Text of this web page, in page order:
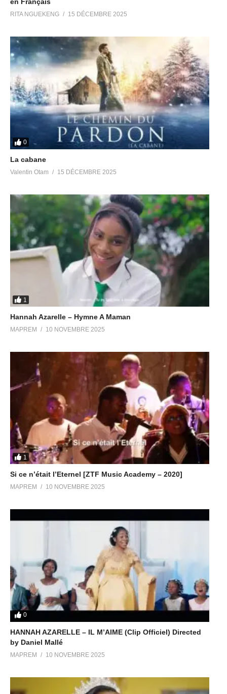
en Français
RITA NGUEKENG 15 DÉCEMBRE 2025
0
La cabane
Valentin Otam 15 DÉCEMBRE 2025
1
Hannah Azarelle – Hymne A Maman
MAPREM 10 NOVEMBRE 2025
1
Si ce n’était l’Eternel [ZTF Music Academy – 2020]
MAPREM 10 NOVEMBRE 2025
0
HANNAH AZARELLE – IL M’AIME (Clip Officiel) Directed
by Daniel Mallé
MAPREM 10 NOVEMBRE 2025